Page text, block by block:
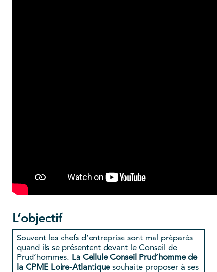
L’objectif
Souvent les chefs d’entreprise sont mal préparés
quand ils se présentent devant le Conseil de
Prud’hommes. La Cellule Conseil Prud’homme de
la CPME Loire-Atlantique souhaite proposer à ses